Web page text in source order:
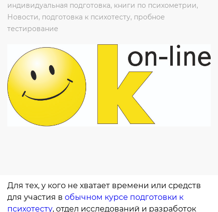
индивидуальная подготовка, книги по психометрии,
Новости, подготовка к психотесту, пробное
тестирование
Для тех, у кого не хватает времени или средств
для участия в обычном курсе подготовки к
психотесту, отдел исследований и разработок